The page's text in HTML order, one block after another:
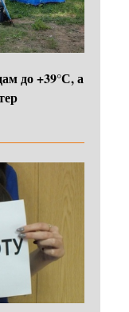
до +39°С, а